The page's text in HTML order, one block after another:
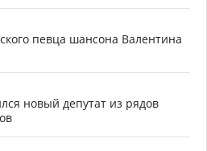
певца шансона Валентина
новый депутат из рядов